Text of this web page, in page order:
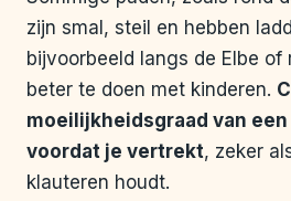
zijn smal, steil en hebben
bijvoorbeeld langs de Elbe of
beter te doen met kinderen.
moeilijkheidsgraad van
voordat je vertrekt, zeker
klauteren houdt.